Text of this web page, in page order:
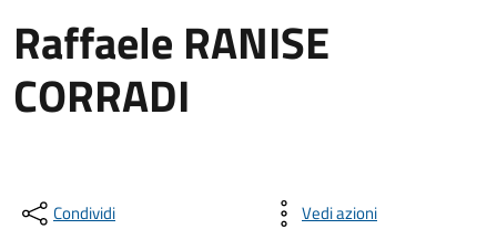
Raffaele RANISE
CORRADI
Condividi Vedi azioni